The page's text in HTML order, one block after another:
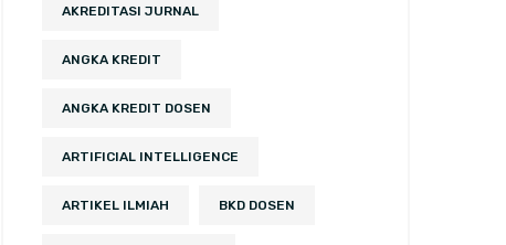
AKREDITASI JURNAL
ANGKA KREDIT
ANGKA KREDIT DOSEN
ARTIFICIAL INTELLIGENCE
ARTIKEL ILMIAH BKD DOSEN